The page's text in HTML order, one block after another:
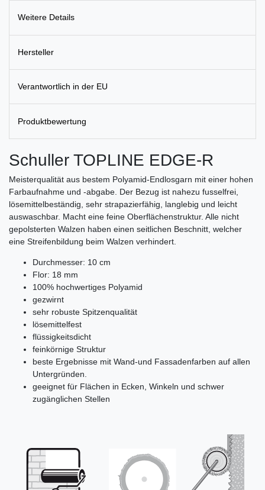
Weitere Details
Hersteller
Verantwortlich in der EU
Produktbewertung
Schuller TOPLINE EDGE-R
Meisterqualität aus bestem Polyamid-Endlosgarn mit einer hohen
Farbaufnahme und -abgabe. Der Bezug ist nahezu fusselfrei,
lösemittelbeständig, sehr strapazierfähig, langlebig und leicht
auswaschbar. Macht eine feine Oberflächenstruktur. Alle nicht
gepolsterten Walzen haben einen seitlichen Beschnitt, welcher
eine Streifenbildung beim Walzen verhindert.
Durchmesser: 10 cm
Flor: 18 mm
100% hochwertiges Polyamid
gezwirnt
sehr robuste Spitzenqualität
lösemittelfest
flüssigkeitsdicht
feinkörnige Struktur
beste Ergebnisse mit Wand-und Fassadenfarben auf allen
Untergründen.
geeignet für Flächen in Ecken, Winkeln und schwer
zugänglichen Stellen